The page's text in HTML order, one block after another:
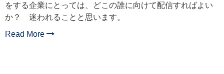
をする企業にとっては、どこの誰に向けて配信すればよい
か？ 迷われることと思います。
Read More